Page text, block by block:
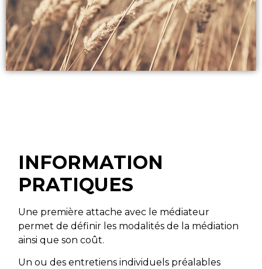
INFORMATION
PRATIQUES
Une première attache avec le médiateur
permet de définir les modalités de la médiation
ainsi que son coût.
Un ou des entretiens individuels préalables